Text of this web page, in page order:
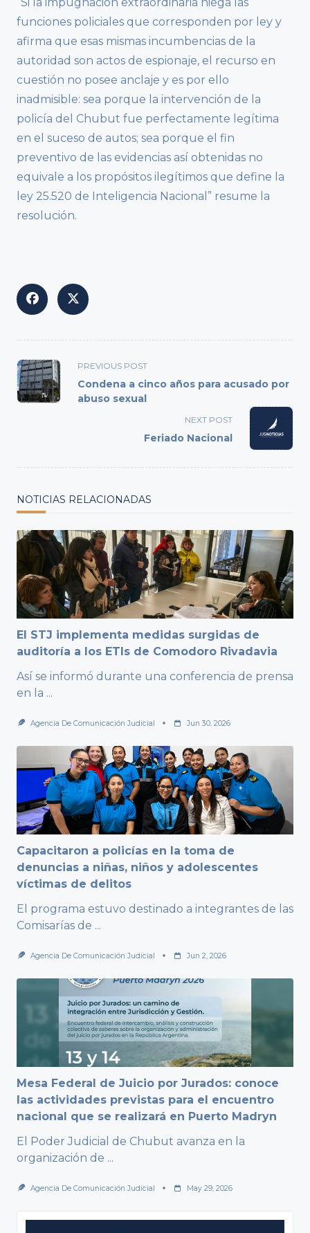
funciones policiales que corresponden por ley y
afirma que esas mismas incumbencias de la
autoridad son actos de espionaje, el recurso en
cuestión no posee anclaje y es por ello
inadmisible: sea porque la intervención de la
policía del Chubut fue perfectamente legítima
en el suceso de autos; sea porque el fin
preventivo de las evidencias así obtenidas no
equivale a los propósitos ilegítimos que define la
ley 25.520 de Inteligencia Nacional” resume la
resolución.
<span
class="nav-
subtitle
PREVIOUS POST
Condena a cinco años para acusado por
abuso sexual
NEXT POST
Feriado Nacional
NOTICIAS RELACIONADAS
El STJ implementa medidas surgidas de
auditoría a los ETIs de Comodoro Rivadavia
Así se informó durante una conferencia de prensa
en la ...
Agencia De Comunicación Judicial Jun 30, 2026
Capacitaron a policías en la toma de
denuncias a niñas, niños y adolescentes
víctimas de delitos
El programa estuvo destinado a integrantes de las
Comisarías de ...
Agencia De Comunicación Judicial Jun 2, 2026
Mesa Federal de Juicio por Jurados: conoce
las actividades previstas para el encuentro
nacional que se realizará en Puerto Madryn
El Poder Judicial de Chubut avanza en la
organización de ...
Agencia De Comunicación Judicial May 29, 2026